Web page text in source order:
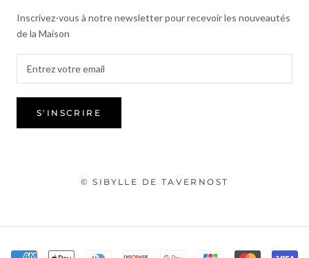
Inscrivez-vous à notre newsletter pour recevoir les nouveautés
de la Maison
S'INSCRIRE
© SIBYLLE DE TAVERNOST